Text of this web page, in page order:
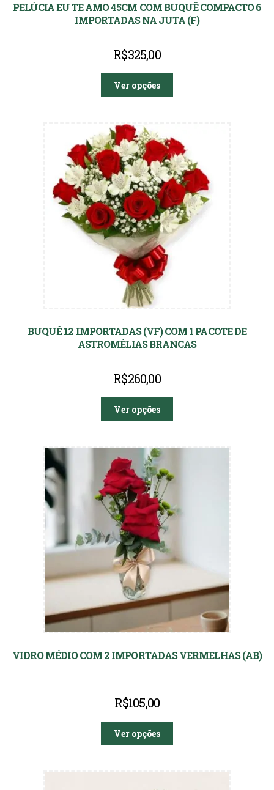
PELÚCIA EU TE AMO 45CM COM BUQUÊ COMPACTO 6
IMPORTADAS NA JUTA (F)
R$325,00
Ver opções
BUQUÊ 12 IMPORTADAS (VF) COM 1 PACOTE DE
ASTROMÉLIAS BRANCAS
R$260,00
Ver opções
VIDRO MÉDIO COM 2 IMPORTADAS VERMELHAS (AB)
R$105,00
Ver opções